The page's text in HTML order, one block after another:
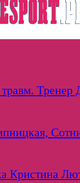
Тренер
Кристина